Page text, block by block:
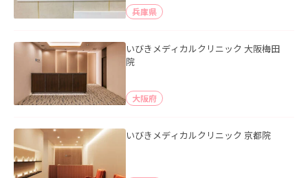
兵庫県
いびきメディカルクリニック 大阪梅田
院
大阪府
いびきメディカルクリニック 京都院